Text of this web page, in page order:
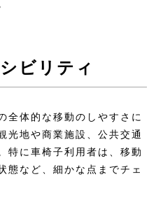
フリー対応客室
ホテルに関するよ
ことは？
ますか？
レストランはありま
ビリティ
全体的な移動のしやすさに
光地や商業施設、公共交通
特に車椅子利用者は、移動
態など、細かな点までチェ